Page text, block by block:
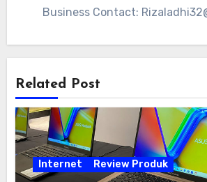
Business Contact:
Related Post
Internet Review Produk